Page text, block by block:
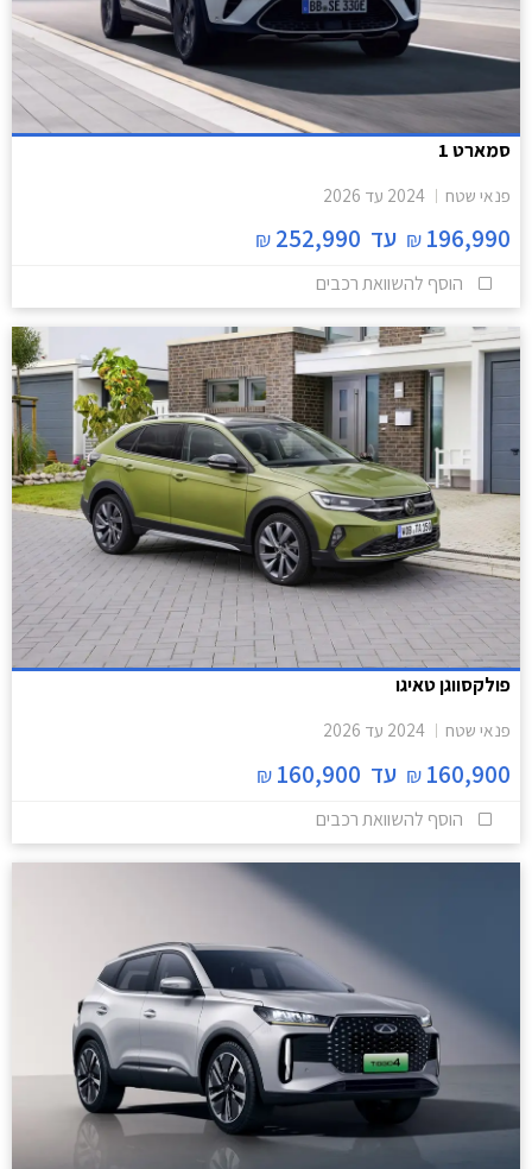
סמארט 1
פנאי שטח 2024 עד 2026
196,990
₪ עד 252,990
₪
הוסף להשוואת רכבים
פולקסווגן טאיגו
פנאי שטח 2024 עד 2026
160,900
₪ עד 160,900
₪
הוסף להשוואת רכבים